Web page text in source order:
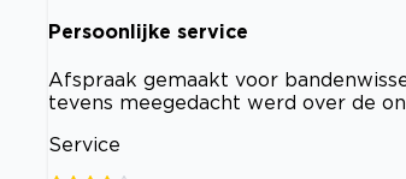
Persoonlijke service
Afspraak gemaakt voor
tevens meegedacht werd over de
Service